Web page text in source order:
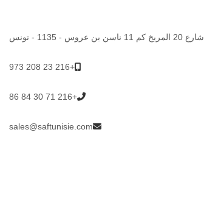
شارع 20 المريخ كم 11 ناسن بن عروس - 1135 - تونس
+216 23 208 973
+216 71 30 84 86
sales@saftunisie.com